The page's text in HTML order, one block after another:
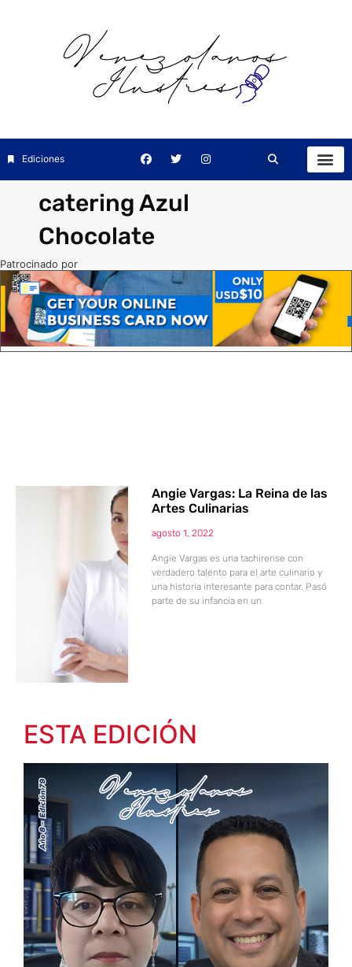
Ediciones
catering Azul
Chocolate
Patrocinado por
Angie Vargas: La Reina de las
Artes Culinarias
agosto 1, 2022
Angie Vargas es una tachirense con
verdadero talento para el arte culinario y
una historia interesante para contar. Pasó
parte de su infancia en un
ESTA EDICIÓN